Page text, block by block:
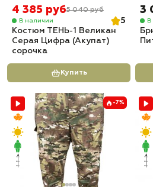
4 385 руб5 040 руб
В наличии
5
Костюм ТЕНЬ-1 Великан
Серая Цифра (Акупат)
сорочка
Купить
3
В
-7%